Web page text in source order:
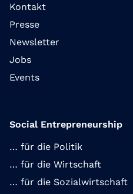
Kontakt
Presse
Newsletter
Jobs
Events
Social Entrepreneurship
… für die Politik
… für die Wirtschaft
… für die Sozialwirtschaft